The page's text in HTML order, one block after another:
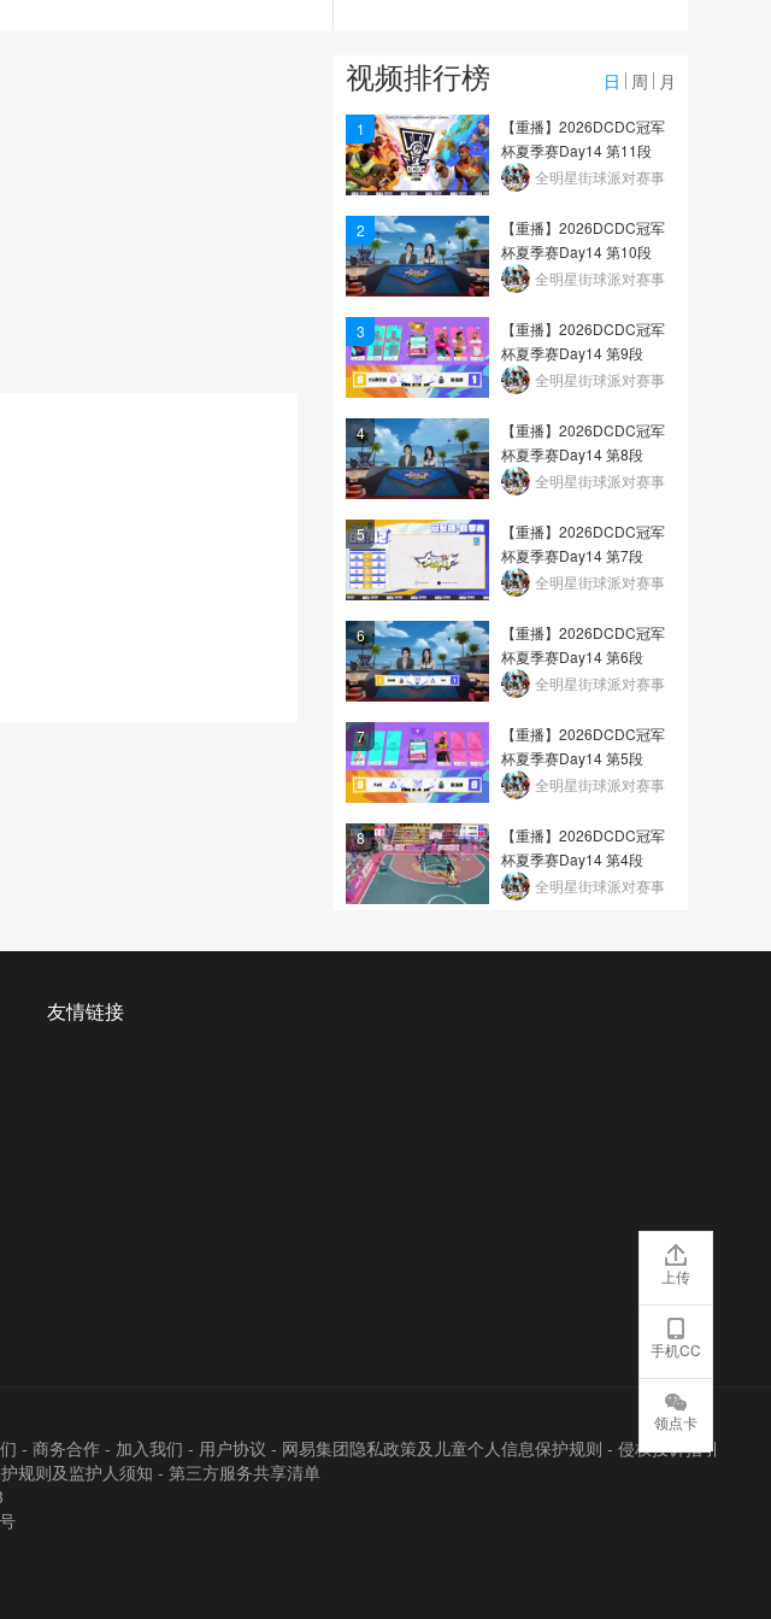
31
混蛋罗艾伦沃克 Alan
walker 教主经典作品盘点
21
视频排行榜 日 周 月
1
【重播】2026DCDC冠军
杯夏季赛Day14 第11段
全明星街球派对赛事
2
【重播】2026DCDC冠军
杯夏季赛Day14 第10段
全明星街球派对赛事
3
【重播】2026DCDC冠军
杯夏季赛Day14 第9段
全明星街球派对赛事
4
【重播】2026DCDC冠军
杯夏季赛Day14 第8段
全明星街球派对赛事
5
【重播】2026DCDC冠军
杯夏季赛Day14 第7段
全明星街球派对赛事
6
【重播】2026DCDC冠军
杯夏季赛Day14 第6段
全明星街球派对赛事
7
【重播】2026DCDC冠军
杯夏季赛Day14 第5段
全明星街球派对赛事
8
【重播】2026DCDC冠军
杯夏季赛Day14 第4段
全明星街球派对赛事
友情链接
- 商务合作 - 加入我们 - 用户协议 - 网易集团隐私政策及儿童个人信息保护规则 - 侵权投诉指引
规则及监护人须知 - 第三方服务共享清单
上传
手机CC
领点卡